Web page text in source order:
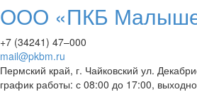
ООО «ПКБ
+7 (34241) 47–000
mail@pkbm.ru
Пермский край, г. Чайковский ул.
график работы: с 08:00 до 17:00,